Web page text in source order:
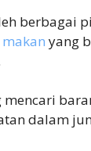
berbagai
yang
dalam